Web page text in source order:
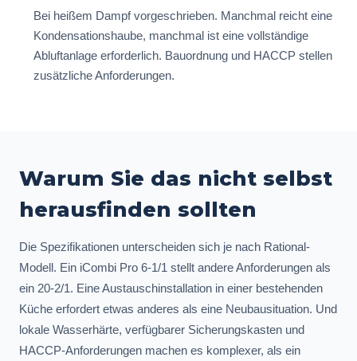
Bei heißem Dampf vorgeschrieben. Manchmal reicht eine
Kondensationshaube, manchmal ist eine vollständige
Abluftanlage erforderlich. Bauordnung und HACCP stellen
zusätzliche Anforderungen.
Warum Sie das nicht selbst
herausfinden sollten
Die Spezifikationen unterscheiden sich je nach Rational-
Modell. Ein iCombi Pro 6-1/1 stellt andere Anforderungen als
ein 20-2/1. Eine Austauschinstallation in einer bestehenden
Küche erfordert etwas anderes als eine Neubausituation. Und
lokale Wasserhärte, verfügbarer Sicherungskasten und
HACCP-Anforderungen machen es komplexer, als ein